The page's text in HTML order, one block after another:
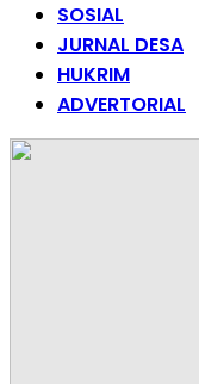
SOSIAL
JURNAL DESA
HUKRIM
ADVERTORIAL